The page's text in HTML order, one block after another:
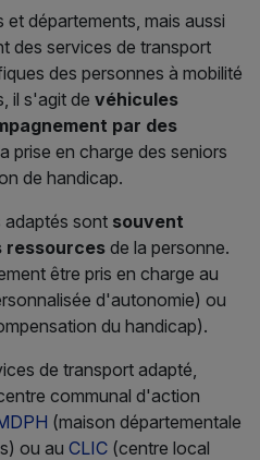
départements, mais aussi
des services de transport
des personnes à mobilité
il s'agit de véhicules
par des
prise en charge des seniors
de handicap.
adaptés sont souvent
ressources de la personne.
être pris en charge au
d'autonomie) ou
du handicap).
de transport adapté,
communal d'action
(maison départementale
ou au CLIC (centre local